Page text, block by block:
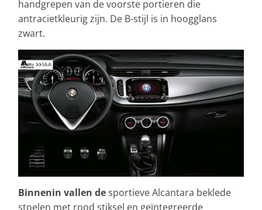
handgrepen van de voorste portieren die
antracietkleurig zijn. De B-stijl is in hoogglans
zwart.
Binnenin vallen desportieve Alcantara beklede
stoelen met rood stiksel en geïntegreerde